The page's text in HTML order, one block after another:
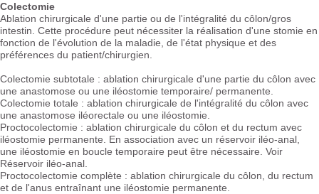
Colectomie
Ablation chirurgicale d'une partie ou de l'intégralité du côlon/gros
intestin. Cette procédure peut nécessiter la réalisation d'une stomie en
fonction de l'évolution de la maladie, de l'état physique et des
préférences du patient/chirurgien.
Colectomie subtotale : ablation chirurgicale d'une partie du côlon avec
une anastomose ou une iléostomie temporaire/ permanente.
Colectomie totale : ablation chirurgicale de l'intégralité du côlon avec
une anastomose iléorectale ou une iléostomie.
Proctocolectomie : ablation chirurgicale du côlon et du rectum avec
iléostomie permanente. En association avec un réservoir iléo-anal,
une iléostomie en boucle temporaire peut être nécessaire. Voir
Réservoir iléo-anal.
Proctocolectomie complète : ablation chirurgicale du côlon, du rectum
et de l'anus entraînant une iléostomie permanente.